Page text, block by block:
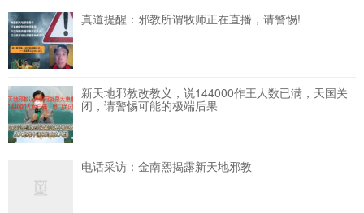
真道提醒：邪教所谓牧师正在直播，请警惕!
新天地邪教改教义，说144000作王人数已满，天国关
闭，请警惕可能的极端后果
电话采访：金南熙揭露新天地邪教